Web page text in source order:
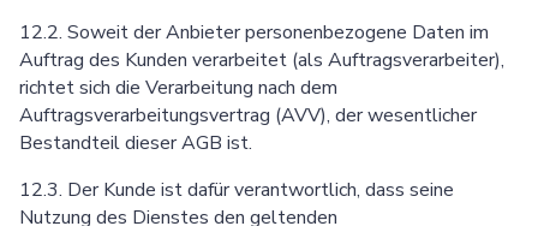
12.2. Soweit der Anbieter personenbezogene Daten im
Auftrag des Kunden verarbeitet (als Auftragsverarbeiter),
richtet sich die Verarbeitung nach dem
Auftragsverarbeitungsvertrag (AVV), der wesentlicher
Bestandteil dieser AGB ist.
12.3. Der Kunde ist dafür verantwortlich, dass seine
Nutzung des Dienstes den geltenden